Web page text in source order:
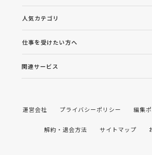
人気カテゴリ
仕事を受けたい方へ
関連サービス
運営会社 プライバシーポリシー 編集
解約・退会方法 サイトマップ